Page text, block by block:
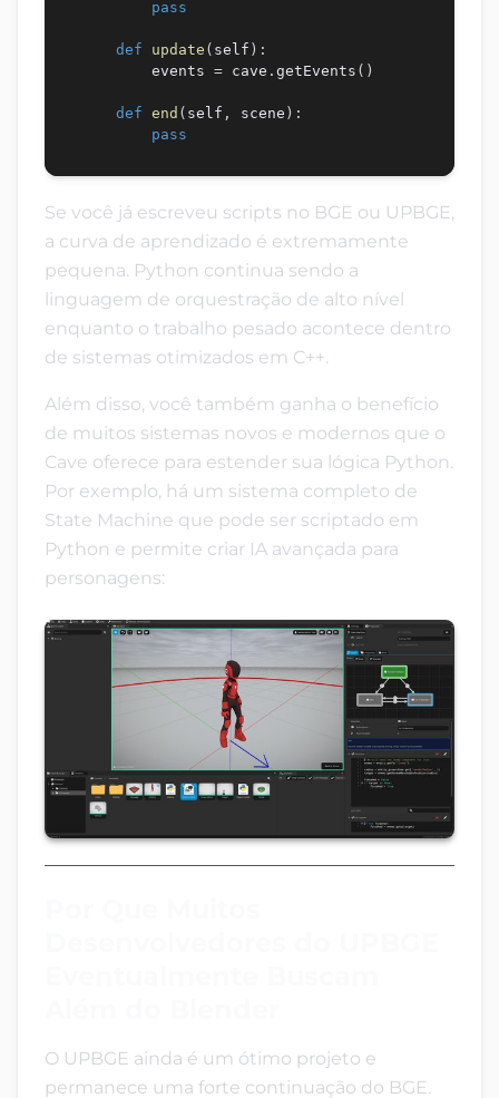
pass
def update ( self ) :
        events
= cave . getEvents ( )
def end ( self , scene ) :
pass
Se você já escreveu scripts no BGE ou UPBGE,
a curva de aprendizado é extremamente
pequena. Python continua sendo a
linguagem de orquestração de alto nível
enquanto o trabalho pesado acontece dentro
de sistemas otimizados em C++.
Além disso, você também ganha o benefício
de muitos sistemas novos e modernos que o
Cave oferece para estender sua lógica Python.
Por exemplo, há um sistema completo de
State Machine que pode ser scriptado em
Python e permite criar IA avançada para
personagens:
O UPBGE ainda é um ótimo projeto e
permanece uma forte continuação do BGE.